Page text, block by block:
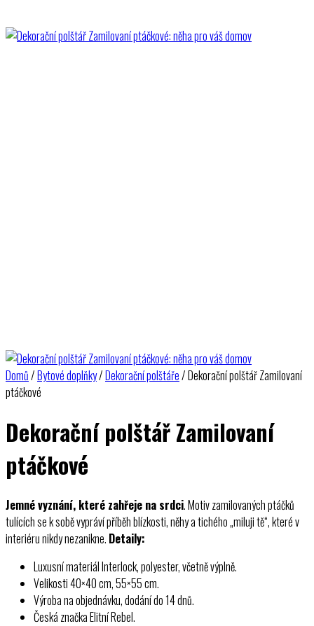
Domů/Bytové doplňky/Dekorační polštáře/ Dekorační polštář Zamilovaní
ptáčkové
Dekorační polštář Zamilovaní
ptáčkové
Jemné vyznání, které zahřeje na srdci. Motiv zamilovaných ptáčků
tulících se k sobě vypráví příběh blízkosti, něhy a tichého „miluji tě“, které v
interiéru nikdy nezanikne. Detaily:
Luxusní materiál Interlock, polyester, včetně výplně.
Velikosti 40×40 cm, 55×55 cm.
Výroba na objednávku, dodání do 14 dnů.
Česká značka Elitní Rebel.